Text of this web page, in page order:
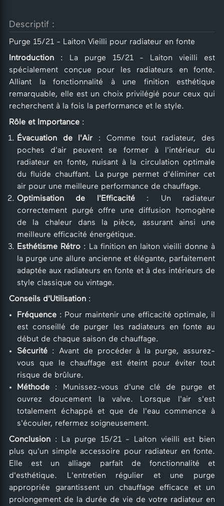
Descriptif :
Purge 15/21 - Laiton Vieilli pour radiateur en fonte
Introduction : La purge 15/21 - Laiton vieilli est
spécialement conçue pour les radiateurs en fonte.
Alliant la fonctionnalité à une finition esthétique
remarquable, elle est un choix privilégié pour ceux qui
recherchent à la fois la performance et le style.
Rôle et Importance :
Évacuation de l'Air : Comme tout radiateur, des
poches d'air peuvent se former à l'intérieur du
radiateur en fonte, nuisant à la circulation optimale
du fluide chauffant. La purge permet d'éliminer cet
air pour une meilleure performance de chauffage.
Optimisation de l'Efficacité: Un radiateur
correctement purgé offre une diffusion homogène
de la chaleur dans la pièce, assurant ainsi une
meilleure efficacité énergétique.
Esthétisme Rétro: La finition en laiton vieilli donne à
la purge une allure ancienne et élégante, parfaitement
adaptée aux radiateurs en fonte et à des intérieurs de
style classique ou vintage.
Conseils d'Utilisation :
Fréquence : Pour maintenir une efficacité optimale, il
est conseillé de purger les radiateurs en fonte au
début de chaque saison de chauffage.
Sécurité : Avant de procéder à la purge, assurez-
vous que le chauffage est éteint pour éviter tout
risque de brûlure.
Méthode : Munissez-vous d'une clé de purge et
ouvrez doucement la valve. Lorsque l'air s'est
totalement échappé et que de l'eau commence à
s'écouler, refermez soigneusement.
Conclusion : La purge 15/21 - Laiton vieilli est bien
plus qu'un simple accessoire pour radiateur en fonte.
Elle est un alliage parfait de fonctionnalité et
d'esthétique. L'entretien régulier et une purge
appropriée garantissent un chauffage efficace et un
prolongement de la durée de vie de votre radiateur en